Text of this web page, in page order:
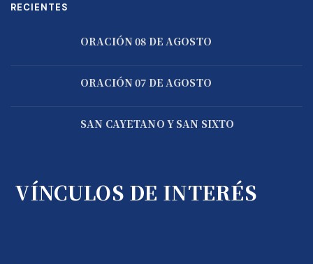
RECIENTES
ORACIÓN 08 DE AGOSTO
ORACIÓN 07 DE AGOSTO
SAN CAYETANO Y SAN SIXTO
VÍNCULOS DE INTERÉS